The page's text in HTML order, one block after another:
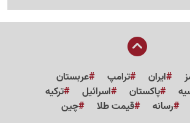
ایران ترامپ
عربستان
پاکستان اسرائیل
ترکیه
رسانه قیمت طلا چین